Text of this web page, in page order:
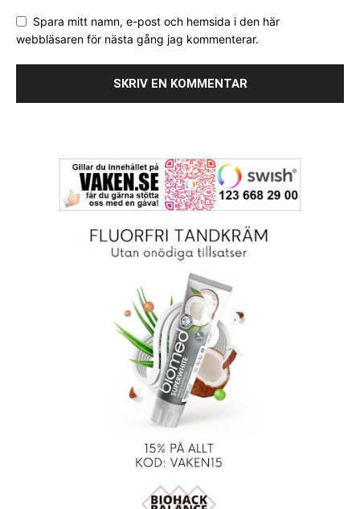
Spara mitt namn, e-post och hemsida i den här
webbläsaren för nästa gång jag kommenterar.